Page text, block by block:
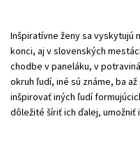
Inšpiratívne ženy sa vyskytujú
konci, aj v slovenských
chodbe v paneláku, v
okruh ľudí, iné sú známe, ba
inšpirovať iných ľudí